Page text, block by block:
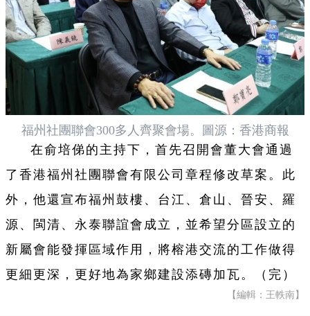
福州社團聯會300多人齊聚會場。圖源：香港商報
在俞培俤的主持下，首先召開會董大會通過
了香港福州社團聯會有限公司章程修改草案。此
外，他還宣布福州鼓樓、台江、倉山、晉安、羅
源、閩清、永泰聯誼會成立，並希望分區設立的
新屬會能發揮區域作用，將榕港交流的工作做得
更細更深，更好地為家鄉建設添磚加瓦。（完）
【編輯：王軼南】